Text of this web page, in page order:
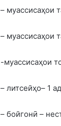
– муассисаҳои
– муассисаҳои
-муассисаҳои
– литсейҳо– 1
– бойгонӣ –